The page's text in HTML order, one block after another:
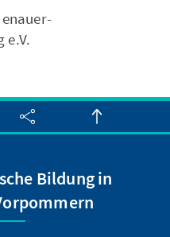
e.V.
Bildung in